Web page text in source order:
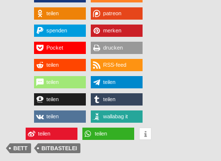
teilen patreon
spenden merken
Pocket drucken
teilen RSS-feed
teilen teilen
teilen teilen
teilen wallabag it
teilen teilen
BETT BITBASTELEI